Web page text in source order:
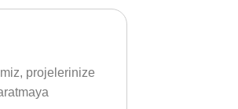
projelerinize